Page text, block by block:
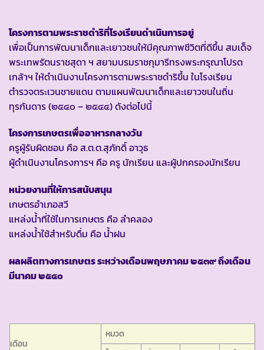
โครงการตามพระราชดำริที่โรงเรียนดำเนินการอยู่
เพื่อเป็นการพัฒนาเด็กและเยาวชนให้มีคุณภาพชีวิตที่ดีขึ้น สมเด็จ
พระเทพรัตนราชสุดา ฯ สยามบรมราชกุมารีทรงพระกรุณาโปรด
เกล้าฯ ให้ดำเนินงานโครงการตามพระราชดำริขึ้น ในโรงเรียน
ตำรวจตระเวนชายแดน ตามแผนพัฒนาเด็กและเยาวชนในถิ่น
ทุรกันดาร (๒๕๔๐ – ๒๕๔๔) ดังต่อไปนี้
โครงการเกษตรเพื่ออาหารกลางวัน
ครูผู้รับผิดชอบ คือ ส.ต.ต.สุภักดิ์ อาวุธ
ผู้ดำเนินงานโครงการฯ คือ ครู นักเรียน และผู้ปกครองนักเรียน
หน่วยงานที่ให้การสนับสนุน
เกษตรอำเภอสวี
แหล่งน้ำที่ใช้ในการเกษตร คือ ลำคลอง
แหล่งน้ำใช้สำหรับดื่ม คือ น้ำฝน
ผลผลิตทางการเกษตร ระหว่างเดือนพฤษภาคม ๒๕๓๙ ถึงเดือน
มีนาคม ๒๕๔๐
เดือน
หมวด